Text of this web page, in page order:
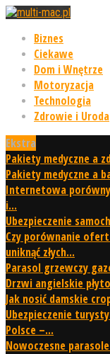
Biznes
Ciekawe
Dom i Wnętrze
Motoryzacja
Technologia
Zdrowie i Uroda
Ekstra
Pakiety medyczne a
Pakiety medyczne a
Internetowa
i...
Ubezpieczenie
Czy porównanie
uniknąć złych...
Parasol grzewczy
Drzwi angielskie
Jak nosić damskie
Ubezpieczenie
Polsce –...
Nowoczesne